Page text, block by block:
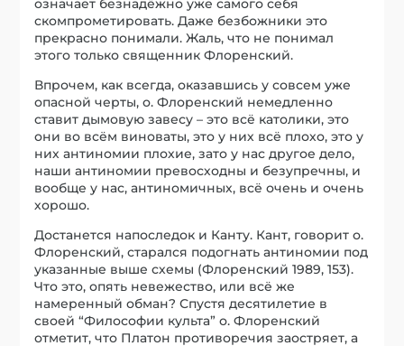
означает безнадёжно уже самого себя
скомпрометировать. Даже безбожники это
прекрасно понимали. Жаль, что не понимал
этого только священник Флоренский.
Впрочем, как всегда, оказавшись у совсем уже
опасной черты, о. Флоренский немедленно
ставит дымовую завесу – это всё католики, это
они во всём виноваты, это у них всё плохо, это у
них антиномии плохие, зато у нас другое дело,
наши антиномии превосходны и безупречны, и
вообще у нас, антиномичных, всё очень и очень
хорошо.
Достанется напоследок и Канту. Кант, говорит о.
Флоренский, старался подогнать антиномии под
указанные выше схемы (Флоренский 1989, 153).
Что это, опять невежество, или всё же
намеренный обман? Спустя десятилетие в
своей “Философии культа” о. Флоренский
отметит, что Платон противоречия заостряет, а